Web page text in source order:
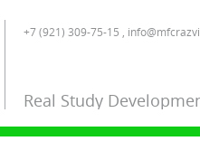
+7 (921) 309-75-15 ,
Real Study